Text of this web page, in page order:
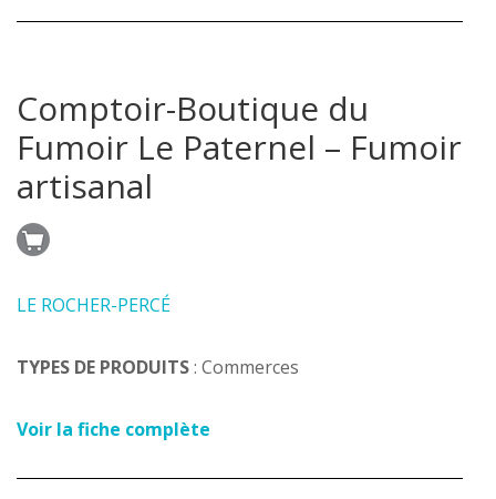
Comptoir-Boutique du
Fumoir Le Paternel – Fumoir
artisanal
LE ROCHER-PERCÉ
TYPES DE PRODUITS: Commerces
Voir la fiche complète